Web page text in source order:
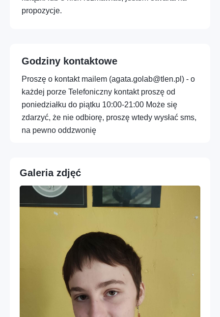
Edukacja – Kursy praktyczne i warsztaty
Profesje – Usługi administracyjne i wsparcie
Cyfrowe – Marketing, social media i treści
Wolny czas – Hobby, kreatywność i wydarzenia
Edukacja – Korepetycje, języki i lekcje
prywatne
propozycje.
Godziny kontaktowe
Proszę o kontakt mailem (agata.golab@tlen.pl) - o
każdej porze Telefoniczny kontakt proszę od
poniedziałku do piątku 10:00-21:00 Może się
zdarzyć, że nie odbiorę, proszę wtedy wysłać sms,
na pewno oddzwonię
Galeria zdjęć